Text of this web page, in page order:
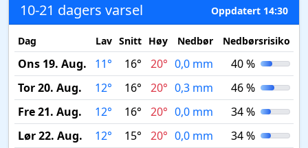
10-21 dagers varsel Oppdatert 14:30
Dag Lav Snitt Høy Nedbør Nedbørsrisiko
Ons 19. Aug. 11° 16° 20° 0,0 mm
40 %
Tor 20. Aug.
12° 16° 20° 0,3 mm
46 %
Fre 21. Aug.
12° 16° 20° 0,0 mm
34 %
Lør 22. Aug.
12° 15° 20° 0,0 mm 34 %